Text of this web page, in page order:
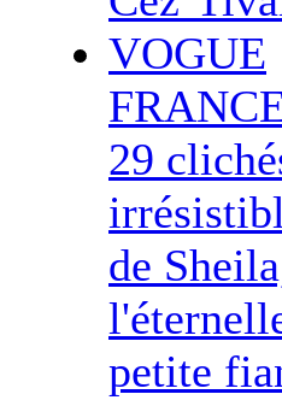
VOGUE
29
de
petite